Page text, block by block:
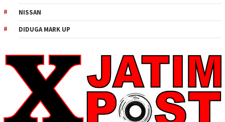
NISSAN
DIDUGA MARK UP